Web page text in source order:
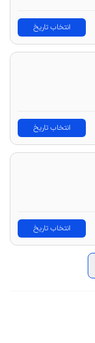
انتخاب تاریخ
انتخاب تاریخ
انتخاب تاریخ